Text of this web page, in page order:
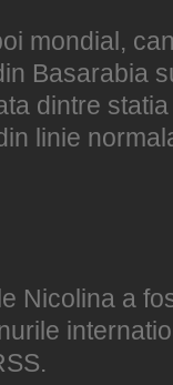
mondial,
Basarabia
dintre
linie
Nicolina a